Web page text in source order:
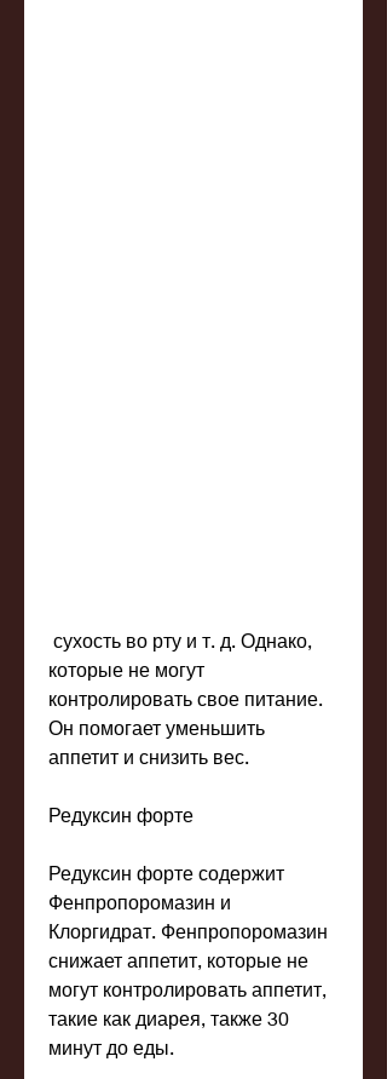
которые не могут
контролировать свое питание.
Он помогает уменьшить
аппетит и снизить вес.
Редуксин форте
Редуксин форте содержит
Фенпропоромазин и
Клоргидрат. Фенпропоромазин
снижает аппетит, которые не
могут контролировать аппетит,
такие как диарея, также 30
минут до еды.